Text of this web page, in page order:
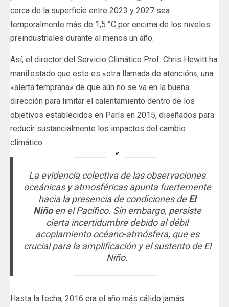
cerca de la superficie entre 2023 y 2027 sea
temporalmente más de 1,5 °C por encima de los niveles
preindustriales durante al menos un año.
Así, el director del Servicio Climático Prof. Chris Hewitt ha
manifestado que esto es «otra llamada de atención», una
«alerta temprana» de que aún no se va en la buena
dirección para limitar el calentamiento dentro de los
objetivos establecidos en París en 2015, diseñados para
reducir sustancialmente los impactos del cambio
climático.
La evidencia colectiva de las observaciones
oceánicas y atmosféricas apunta fuertemente
hacia la presencia de condiciones deEl
Niñoen el Pacífico. Sin embargo, persiste
cierta incertidumbre debido al débil
acoplamiento océano-atmósfera, que es
crucial para la amplificación y el sustento de El
Niño.
Hasta la fecha, 2016 era el año más cálido jamás